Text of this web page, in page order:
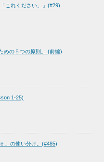
これください。」(#29)
めの５つの原則。 (前編)
1-25)
」の使い分け。(#485)